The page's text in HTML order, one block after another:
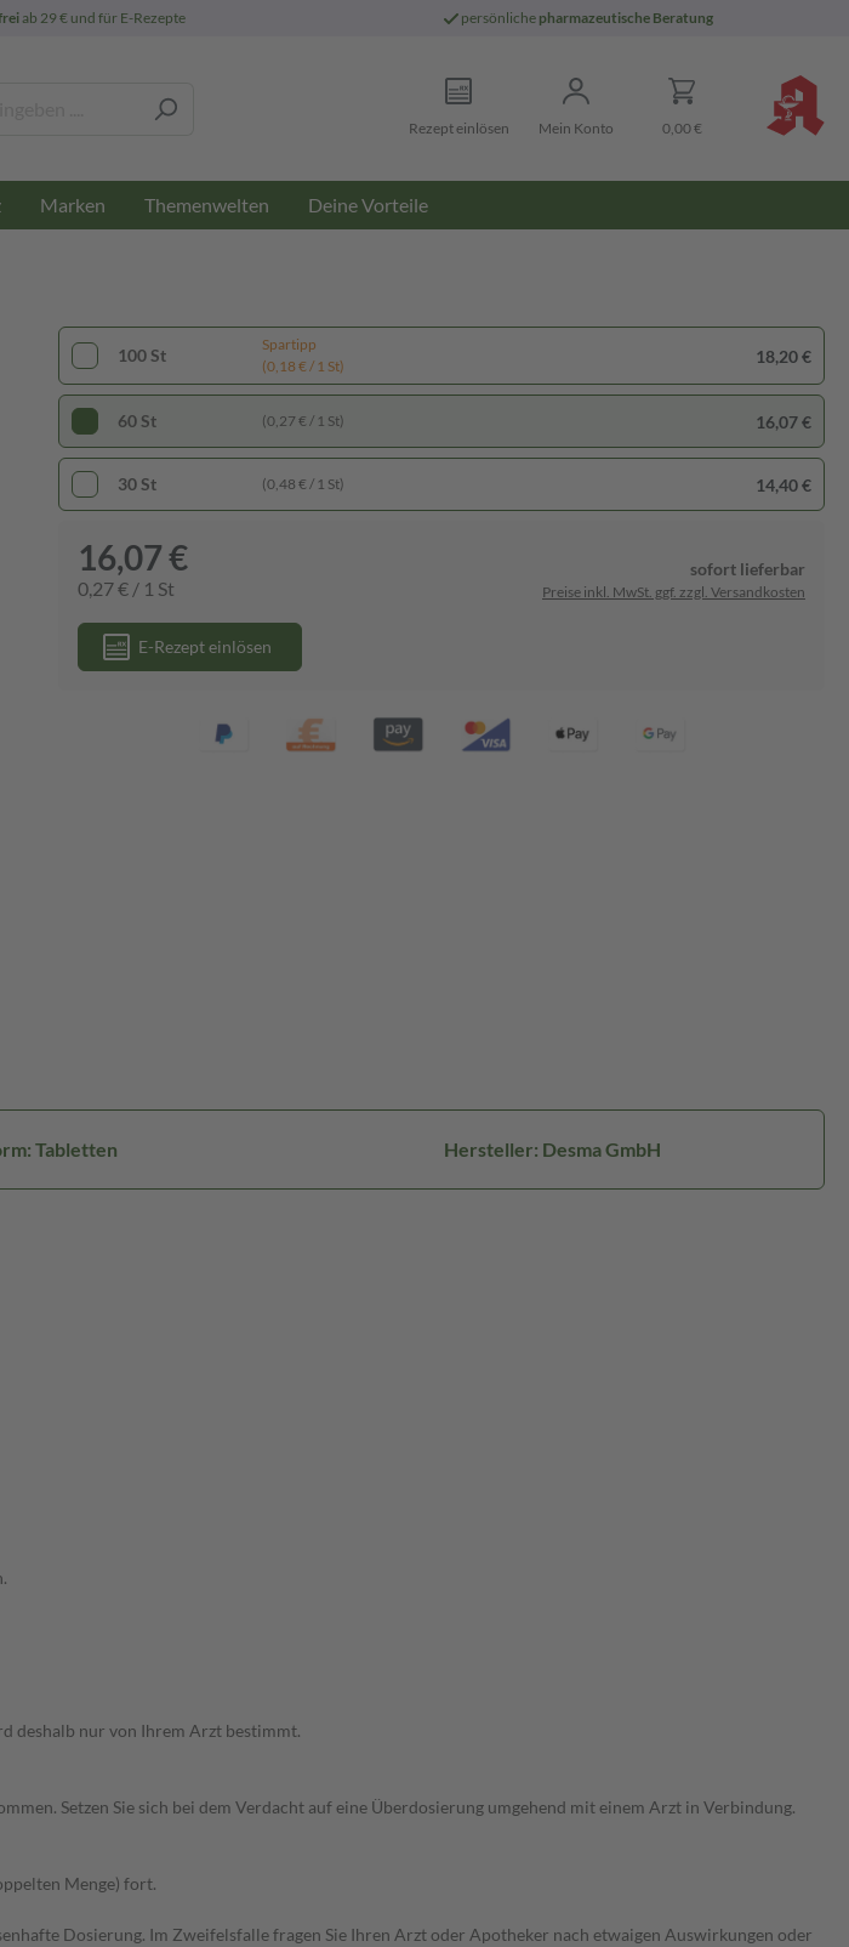
ab 29 € und für E-Rezepte persönliche pharmazeutische Beratung
Rezept einlösen Mein Konto 0,00 €
Marken Themenwelten Deine Vorteile
100 St
Spartipp
(0,18 € / 1 St)
18,20 €
60 St (0,27 € / 1 St) 16,07 €
30 St (0,48 € / 1 St) 14,40 €
16,07 €
0,27 € / 1 St
sofort lieferbar
Preise inkl. MwSt. ggf. zzgl. Versandkosten
E-Rezept einlösen
Tabletten Hersteller: Desma GmbH
deshalb nur von Ihrem Arzt bestimmt.
Setzen Sie sich bei dem Verdacht auf eine Überdosierung umgehend mit einem Arzt in Verbindung.
Menge) fort.
Dosierung. Im Zweifelsfalle fragen Sie Ihren Arzt oder Apotheker nach etwaigen Auswirkungen oder